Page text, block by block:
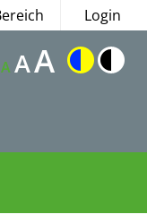
Login
AAA